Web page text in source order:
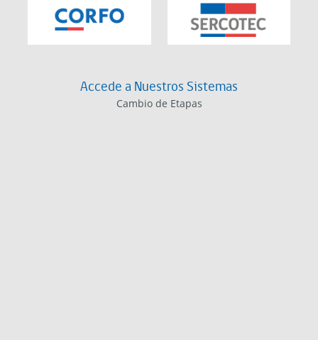
Accede a Nuestros Sistemas
Cambio de Etapas